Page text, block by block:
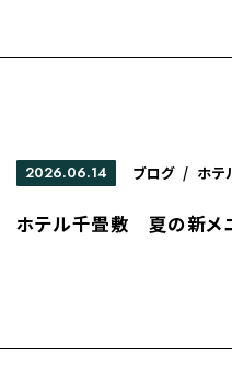
2026.06.14 ブログ / ホテ
ホテル千畳敷 夏の新メ